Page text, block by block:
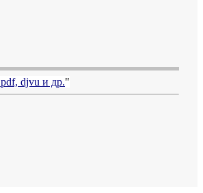
pdf, djvu и др."